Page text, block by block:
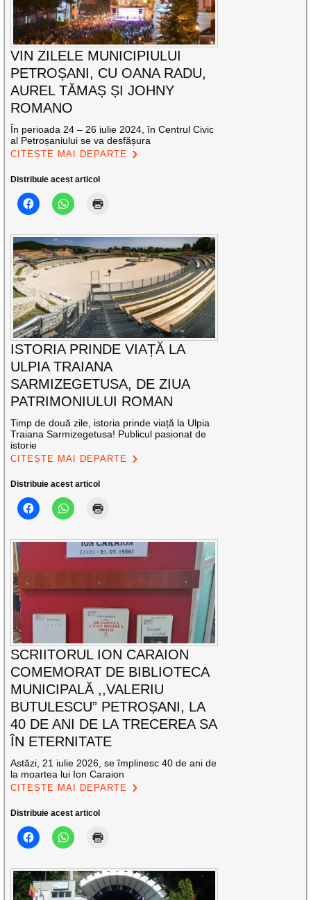
VIN ZILELE MUNICIPIULUI
PETROȘANI, CU OANA RADU,
AUREL TĂMAȘ ȘI JOHNY
ROMANO
În perioada 24 – 26 iulie 2024, în Centrul Civic
al Petroșaniului se va desfășura
CITEȘTE MAI DEPARTE
Distribuie acest articol
ISTORIA PRINDE VIAȚĂ LA
ULPIA TRAIANA
SARMIZEGETUSA, DE ZIUA
PATRIMONIULUI ROMAN
Timp de două zile, istoria prinde viață la Ulpia
Traiana Sarmizegetusa! Publicul pasionat de
istorie
CITEȘTE MAI DEPARTE
Distribuie acest articol
SCRIITORUL ION CARAION
COMEMORAT DE BIBLIOTECA
MUNICIPALĂ ,,VALERIU
BUTULESCU” PETROȘANI, LA
40 DE ANI DE LA TRECEREA SA
ÎN ETERNITATE
Astăzi, 21 iulie 2026, se împlinesc 40 de ani de
la moartea lui Ion Caraion
CITEȘTE MAI DEPARTE
Distribuie acest articol